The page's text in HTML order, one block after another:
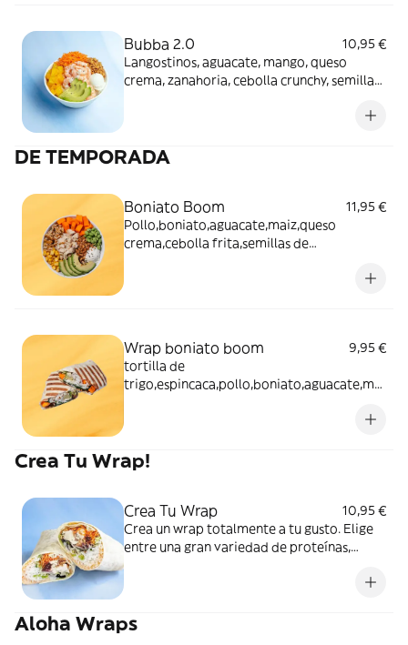
Bubba 2.0
10,95 €
Langostinos, aguacate, mango, queso
crema, zanahoria, cebolla crunchy, semillas
DE TEMPORADA
Boniato Boom
11,95 €
Pollo,boniato,aguacate,maiz,queso
crema,cebolla frita,semillas de
Wrap boniato boom
9,95 €
tortilla de
trigo,espincaca,pollo,boniato,aguacate,mai
Crea Tu Wrap!
Crea Tu Wrap
10,95 €
Crea un wrap totalmente a tu gusto. Elige
entre una gran variedad de proteínas,
Aloha Wraps